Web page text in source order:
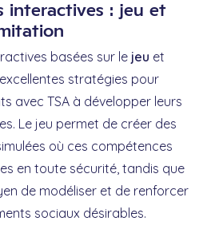
interactives : jeu et
basées sur le jeu et
stratégies pour
avec TSA à développer leurs
Le jeu permet de créer des
où ces compétences
en toute sécurité, tandis que
de modéliser et de renforcer
sociaux désirables.